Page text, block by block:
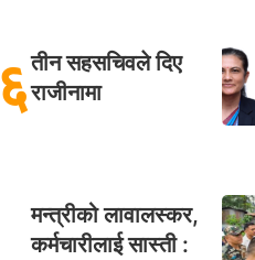
६तीन सहसचिवले दिए
राजीनामा
मन्त्रीको लावालस्कर,
कर्मचारीलाई सास्ती :